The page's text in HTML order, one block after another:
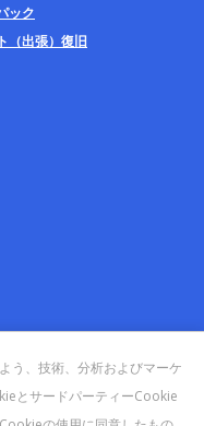
ック
（出張）復旧
う、技術、分析およびマーケ
とサードパーティーCookie